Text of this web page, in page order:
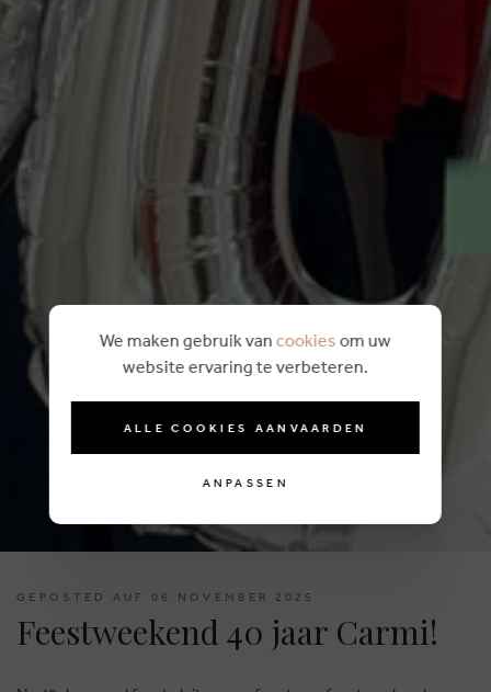
GEPOSTED AUF 06 NOVEMBER 2025
Feestweekend 40 jaar Carmi!
We maken gebruik van cookies om uw
website ervaring te verbeteren.
ALLE COOKIES AANVAARDEN
ANPASSEN